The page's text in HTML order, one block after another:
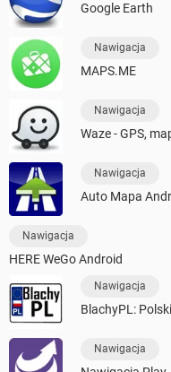
Google Earth
Nawigacja
MAPS.ME
Nawigacja
Waze - GPS,
Nawigacja
Auto Mapa
Nawigacja
HERE WeGo Android
Nawigacja
BlachyPL:
Nawigacja